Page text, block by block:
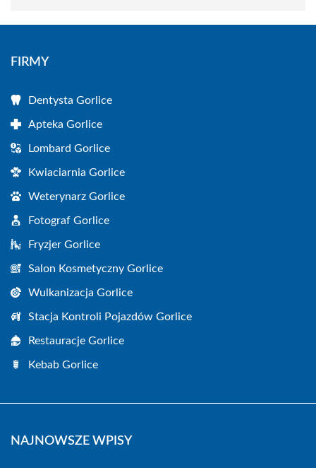
FIRMY
Dentysta Gorlice
Apteka Gorlice
Lombard Gorlice
Kwiaciarnia Gorlice
Weterynarz Gorlice
Fotograf Gorlice
Fryzjer Gorlice
Salon Kosmetyczny Gorlice
Wulkanizacja Gorlice
Stacja Kontroli Pojazdów Gorlice
Restauracje Gorlice
Kebab Gorlice
NAJNOWSZE WPISY